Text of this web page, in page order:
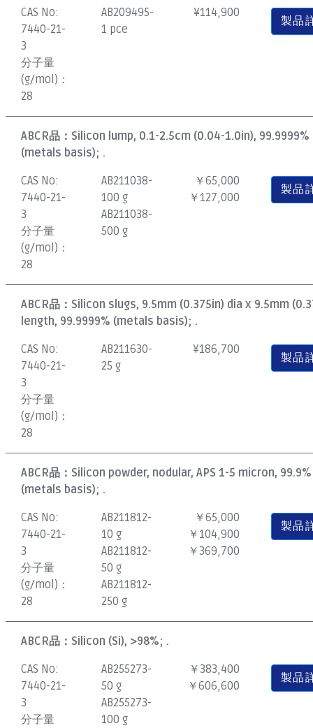
CAS No:
7440-21-
3
分子量
(g/mol)：
28
AB209495-
1 pce
¥114,900
製品
ABCR品： Silicon lump, 0.1-2.5cm (0.04-1.0in), 99.9999%
(metals basis); .
CAS No:
7440-21-
3
分子量
(g/mol)：
28
AB211038-
100 g
AB211038-
500 g
￥65,000
￥127,000
製品
ABCR品： Silicon slugs, 9.5mm (0.375in) dia x 9.5mm
length, 99.9999% (metals basis); .
CAS No:
7440-21-
3
分子量
(g/mol)：
28
AB211630-
25 g
¥186,700
製品
ABCR品： Silicon powder, nodular, APS 1-5 micron, 99.9%
(metals basis); .
CAS No:
7440-21-
3
分子量
(g/mol)：
28
AB211812-
10 g
AB211812-
50 g
AB211812-
250 g
￥65,000
￥104,900
￥369,700
製品
ABCR品： Silicon (Si), >98%; .
CAS No:
7440-21-
3
分子量
AB255273-
50 g
AB255273-
100 g
￥383,400
￥606,600
製品